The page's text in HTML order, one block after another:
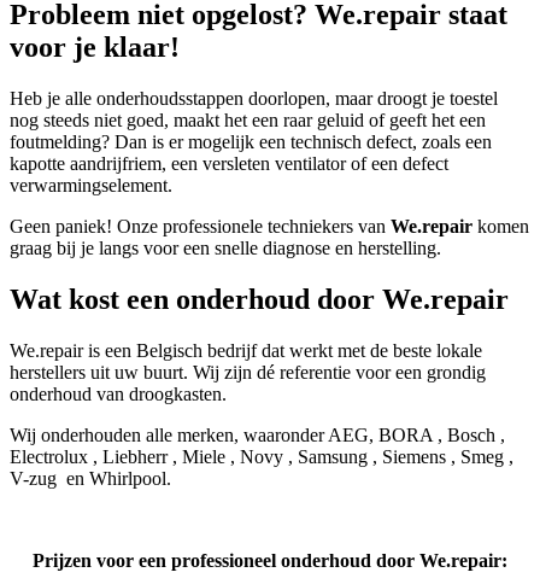
Probleem niet opgelost? We.repair staat
voor je klaar!
Heb je alle onderhoudsstappen doorlopen, maar droogt je toestel
nog steeds niet goed, maakt het een raar geluid of geeft het een
foutmelding? Dan is er mogelijk een technisch defect, zoals een
kapotte aandrijfriem, een versleten ventilator of een defect
verwarmingselement.
Geen paniek! Onze professionele techniekers van We.repair komen
graag bij je langs voor een snelle diagnose en herstelling.
Wat kost een onderhoud door We.repair
We.repair is een Belgisch bedrijf dat werkt met de beste lokale
herstellers uit uw buurt. Wij zijn dé referentie voor een grondig
onderhoud van droogkasten.
Wij onderhouden alle merken, waaronder AEG, BORA , Bosch ,
Electrolux , Liebherr , Miele , Novy , Samsung , Siemens , Smeg ,
V-zug en Whirlpool.
Prijzen voor een professioneel onderhoud door We.repair: